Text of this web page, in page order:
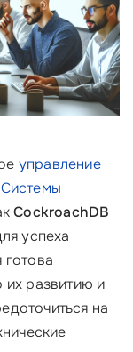
управление
Системы
CockroachDB
успеха
их развитию и
на